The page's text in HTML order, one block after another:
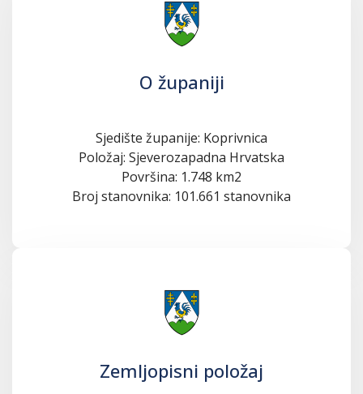
O županiji
Sjedište županije: Koprivnica
Položaj: Sjeverozapadna Hrvatska
Površina: 1.748 km2
Broj stanovnika: 101.661 stanovnika
Zemljopisni položaj